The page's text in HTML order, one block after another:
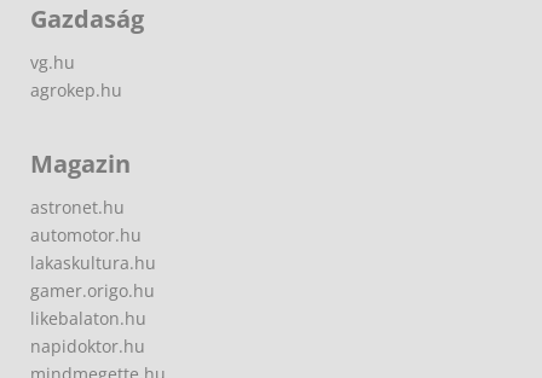
Gazdaság
vg.hu
agrokep.hu
Magazin
astronet.hu
automotor.hu
lakaskultura.hu
gamer.origo.hu
likebalaton.hu
napidoktor.hu